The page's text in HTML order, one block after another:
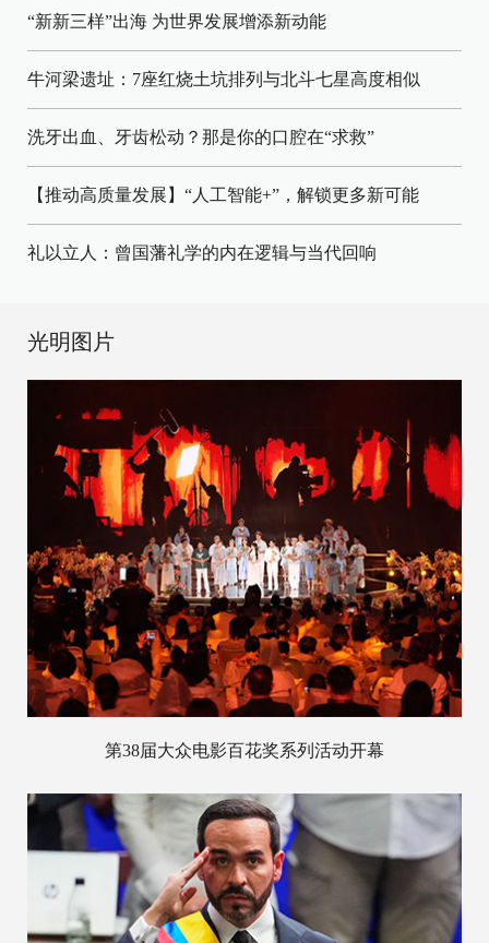
“新新三样”出海 为世界发展增添新动能
牛河梁遗址：7座红烧土坑排列与北斗七星高度相似
洗牙出血、牙齿松动？那是你的口腔在“求救”
【推动高质量发展】“人工智能+”，解锁更多新可能
礼以立人：曾国藩礼学的内在逻辑与当代回响
光明图片
第38届大众电影百花奖系列活动开幕